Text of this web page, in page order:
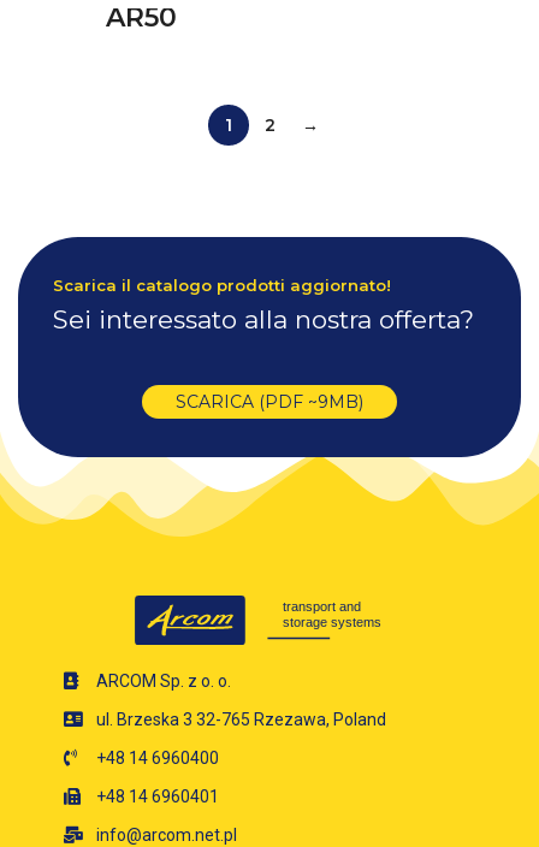
AR50
1 2 →
Scarica il catalogo prodotti aggiornato!
Sei interessato alla nostra offerta?
SCARICA (PDF ~9MB)
ARCOM Sp. z o. o.
ul. Brzeska 3 32-765 Rzezawa, Poland
+48 14 6960400
+48 14 6960401
info@arcom.net.pl